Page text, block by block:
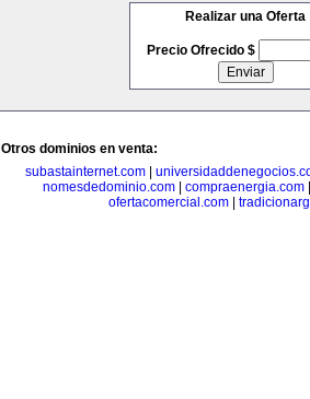
Realizar una Oferta
Precio Ofrecido $
Otros dominios en venta:
subastainternet.com|
nomesdedominio.com| compraenergia.com
ofertacomercial.com